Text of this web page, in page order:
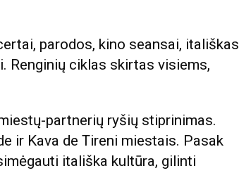
parodos, kino seansai, itališkas
Renginių ciklas skirtas visiems,
partnerių ryšių stiprinimas.
ir Kava de Tireni miestais. Pasak
itališka kultūra, gilinti